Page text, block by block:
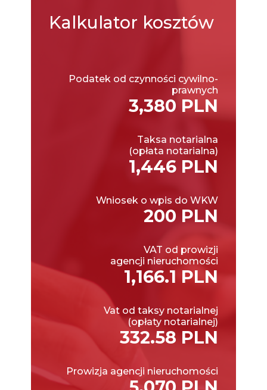
Kalkulator kosztów
Podatek od czynności cywilno-
prawnych
3,380 PLN
Taksa notarialna
(opłata notarialna)
1,446 PLN
Wniosek o wpis do WKW
200 PLN
VAT od prowizji
agencji nieruchomości
1,166.1 PLN
Vat od taksy notarialnej
(opłaty notarialnej)
332.58 PLN
Prowizja agencji nieruchomości